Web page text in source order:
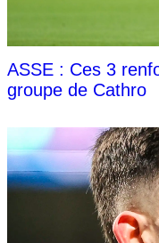
ASSE : Ces 3
groupe de Cathro